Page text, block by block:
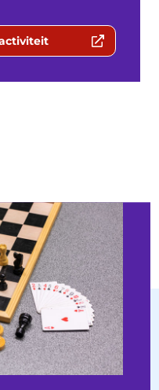
link gaat naar een externe